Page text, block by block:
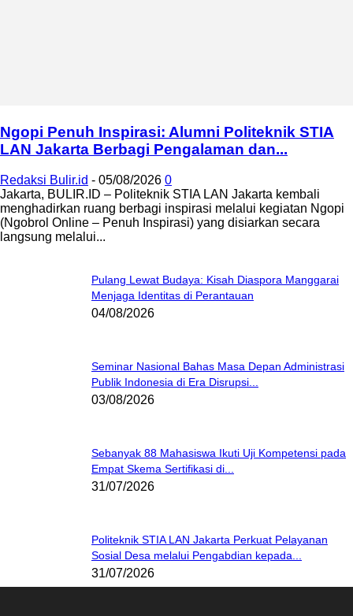
Ngopi Penuh Inspirasi: Alumni Politeknik STIA
LAN Jakarta Berbagi Pengalaman dan...
Redaksi Bulir.id - 05/08/2026 0
Jakarta, BULIR.ID – Politeknik STIA LAN Jakarta kembali
menghadirkan ruang berbagi inspirasi melalui kegiatan Ngopi
(Ngobrol Online – Penuh Inspirasi) yang disiarkan secara
langsung melalui...
Pulang Lewat Budaya: Kisah Diaspora Manggarai
Menjaga Identitas di Perantauan
04/08/2026
Seminar Nasional Bahas Masa Depan Administrasi
Publik Indonesia di Era Disrupsi...
03/08/2026
Sebanyak 88 Mahasiswa Ikuti Uji Kompetensi pada
Empat Skema Sertifikasi di...
31/07/2026
Politeknik STIA LAN Jakarta Perkuat Pelayanan
Sosial Desa melalui Pengabdian kepada...
31/07/2026